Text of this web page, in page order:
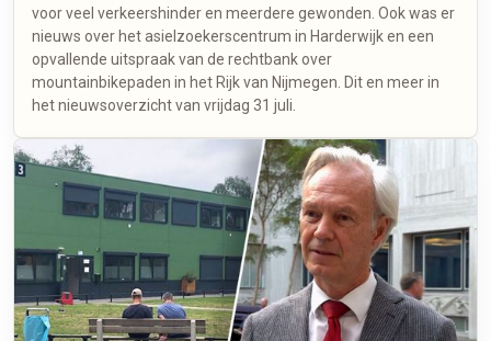
voor veel verkeershinder en meerdere gewonden. Ook was er
nieuws over het asielzoekerscentrum in Harderwijk en een
opvallende uitspraak van de rechtbank over
mountainbikepaden in het Rijk van Nijmegen. Dit en meer in
het nieuwsoverzicht van vrijdag 31 juli.